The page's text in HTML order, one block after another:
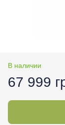
В наличии
67 999